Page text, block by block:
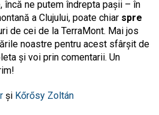
încă ne putem îndrepta pașii – în
a Clujului, poate chiar spre
de cei de la TerraMont. Mai jos
noastre pentru acest sfârșit de
și voi prin comentarii. Un
și Kőrősy Zoltán